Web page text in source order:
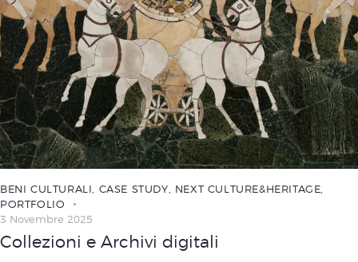
BENI CULTURALI, CASE STUDY, NEXT CULTURE&HERITAGE,
PORTFOLIO
3 Novembre 2025
Collezioni e Archivi digitali